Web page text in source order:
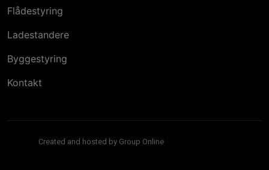
Flådestyring
Ladestandere
Byggestyring
Kontakt
Created and hosted by Group Online